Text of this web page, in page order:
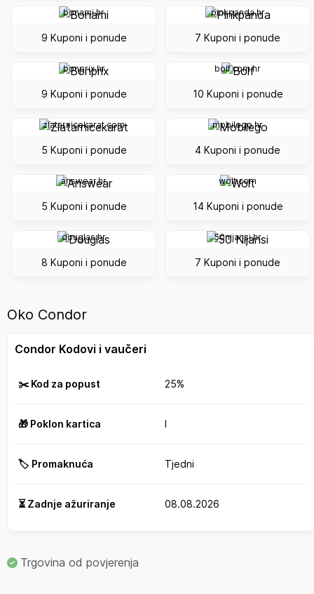
bonami.hr
9 Kuponi i ponude
pinkpanda.hr
7 Kuponi i ponude
bonprix.hr
9 Kuponi i ponude
bolf.com.hr
10 Kuponi i ponude
zlatarnicekarat.com
5 Kuponi i ponude
mobilego.hr
4 Kuponi i ponude
answear.hr
5 Kuponi i ponude
wolt.com
14 Kuponi i ponude
douglas.hr
8 Kuponi i ponude
50nijansi.hr
7 Kuponi i ponude
Oko Condor
Condor Kodovi i vaučeri
✂️ Kod za popust 25%
🎁 Poklon kartica I
🏷️ Promaknuća Tjedni
⏳ Zadnje ažuriranje 08.08.2026
Trgovina od povjerenja